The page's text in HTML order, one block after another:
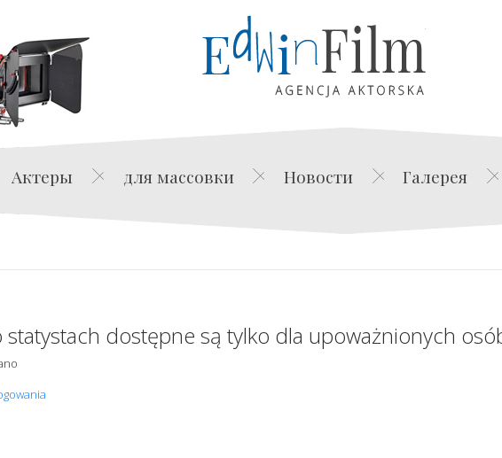
Edwin Film
Актеры для массовки Новости Галерея
statystach dostępne są tylko dla upoważnionych